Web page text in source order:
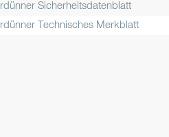
Sicherheitsdatenblatt
Technisches Merkblatt